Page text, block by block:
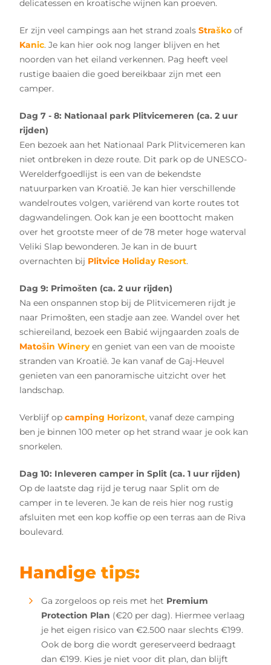
delicatessen en kroatische wijnen kan proeven.
Er zijn veel campings aan het strand zoals Straško of
Kanic. Je kan hier ook nog langer blijven en het
noorden van het eiland verkennen. Pag heeft veel
rustige baaien die goed bereikbaar zijn met een
camper.
Dag 7 - 8: Nationaal park Plitvicemeren (ca. 2 uur
rijden)
Een bezoek aan het Nationaal Park Plitvicemeren kan
niet ontbreken in deze route. Dit park op de UNESCO-
Werelderfgoedlijst is een van de bekendste
natuurparken van Kroatië. Je kan hier verschillende
wandelroutes volgen, variërend van korte routes tot
dagwandelingen. Ook kan je een boottocht maken
over het grootste meer of de 78 meter hoge waterval
Veliki Slap bewonderen. Je kan in de buurt
overnachten bij Plitvice Holiday Resort.
Dag 9: Primošten (ca. 2 uur rijden)
Na een onspannen stop bij de Plitvicemeren rijdt je
naar Primošten, een stadje aan zee. Wandel over het
schiereiland, bezoek een Babić wijngaarden zoals de
Matošin Winery en geniet van een van de mooiste
stranden van Kroatië. Je kan vanaf de Gaj-Heuvel
genieten van een panoramische uitzicht over het
landschap.
Verblijf op camping Horizont, vanaf deze camping
ben je binnen 100 meter op het strand waar je ook kan
snorkelen.
Dag 10: Inleveren camper in Split (ca. 1 uur rijden)
Op de laatste dag rijd je terug naar Split om de
camper in te leveren. Je kan de reis hier nog rustig
afsluiten met een kop koffie op een terras aan de Riva
boulevard.
Handige tips:
Ga zorgeloos op reis met het Premium
Protection Plan (€20 per dag). Hiermee verlaag
je het eigen risico van €2.500 naar slechts €199.
Ook de borg die wordt gereserveerd bedraagt
dan €199. Kies je niet voor dit plan, dan blijft